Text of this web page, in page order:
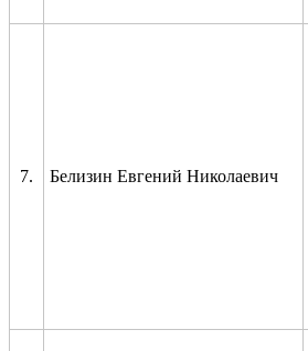
7. Белизин Евгений Николаевич